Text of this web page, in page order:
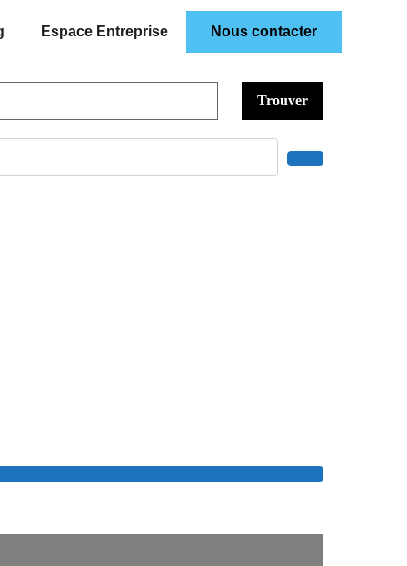
Espace Entreprise Nous contacter
Trouver
Search